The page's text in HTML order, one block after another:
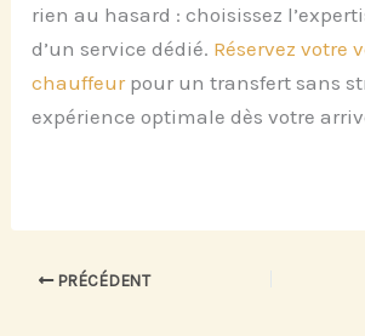
rien au hasard : choisissez
d’un service dédié. Réservez votre
chauffeurpour un transfert sans
expérience optimale dès votre
PRÉCÉDENT